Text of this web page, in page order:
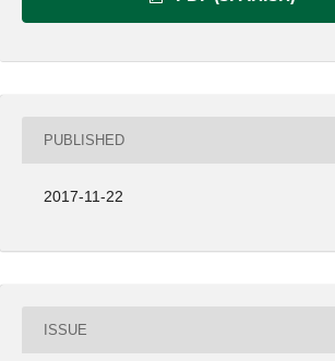
PUBLISHED
2017-11-22
ISSUE